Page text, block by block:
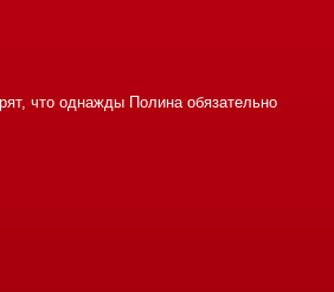
что однажды Полина обязательно